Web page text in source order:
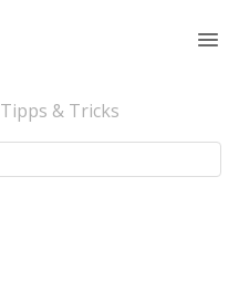
Tipps & Tricks